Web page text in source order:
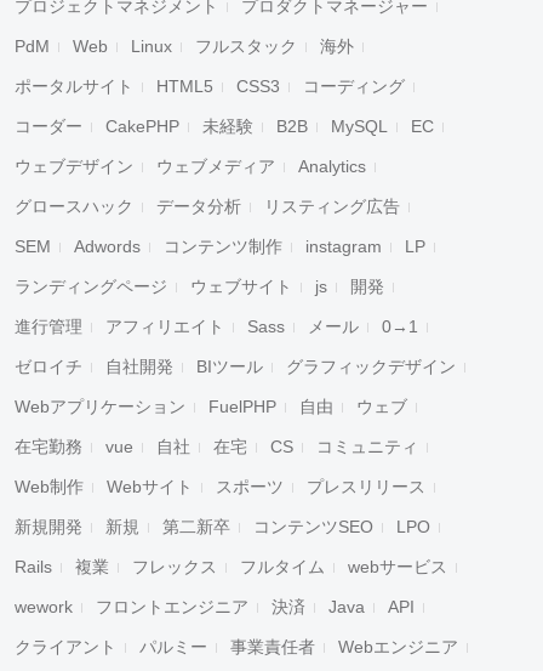
プロジェクトマネジメント プロダクトマネージャー
PdM Web Linux フルスタック 海外
ポータルサイト HTML5 CSS3 コーディング
コーダー CakePHP 未経験 B2B MySQL EC
ウェブデザイン ウェブメディア Analytics
グロースハック データ分析 リスティング広告
SEM Adwords コンテンツ制作 instagram LP
ランディングページ ウェブサイト js 開発
進行管理 アフィリエイト Sass メール 0→1
ゼロイチ 自社開発 BIツール グラフィックデザイン
Webアプリケーション FuelPHP 自由 ウェブ
在宅勤務 vue 自社 在宅 CS コミュニティ
Web制作 Webサイト スポーツ プレスリリース
新規開発 新規 第二新卒 コンテンツSEO LPO
Rails 複業 フレックス フルタイム webサービス
wework フロントエンジニア 決済 Java API
クライアント パルミー 事業責任者 Webエンジニア